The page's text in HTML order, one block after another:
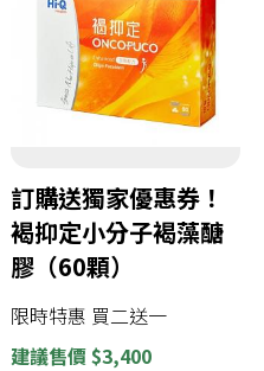
訂購送獨家優惠券！
褐抑定小分子褐藻醣
膠（60顆）
限時特惠 買二送一
建議售價 $3,400